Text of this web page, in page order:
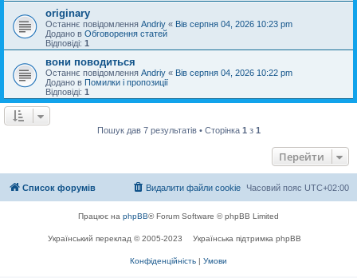
originary
Останнє повідомлення Andriy « Вів серпня 04, 2026 10:23 pm
Додано в Обговорення статей
Відповіді: 1
вони поводиться
Останнє повідомлення Andriy « Вів серпня 04, 2026 10:22 pm
Додано в Помилки і пропозиції
Відповіді: 1
Пошук дав 7 результатів • Сторінка 1 з 1
Перейти
Список форумів Часовий пояс UTC+02:00
Видалити файли cookie
Працює на phpBB® Forum Software © phpBB Limited
Український переклад © 2005-2023 Українська підтримка phpBB
Конфіденційність | Умови